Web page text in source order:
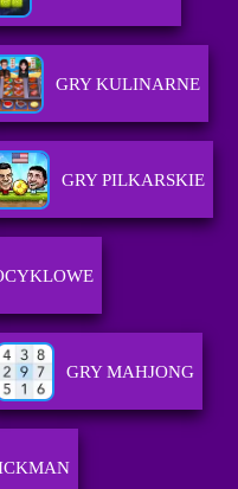
GRY KULINARNE
GRY PILKARSKIE
GRY MAHJONG